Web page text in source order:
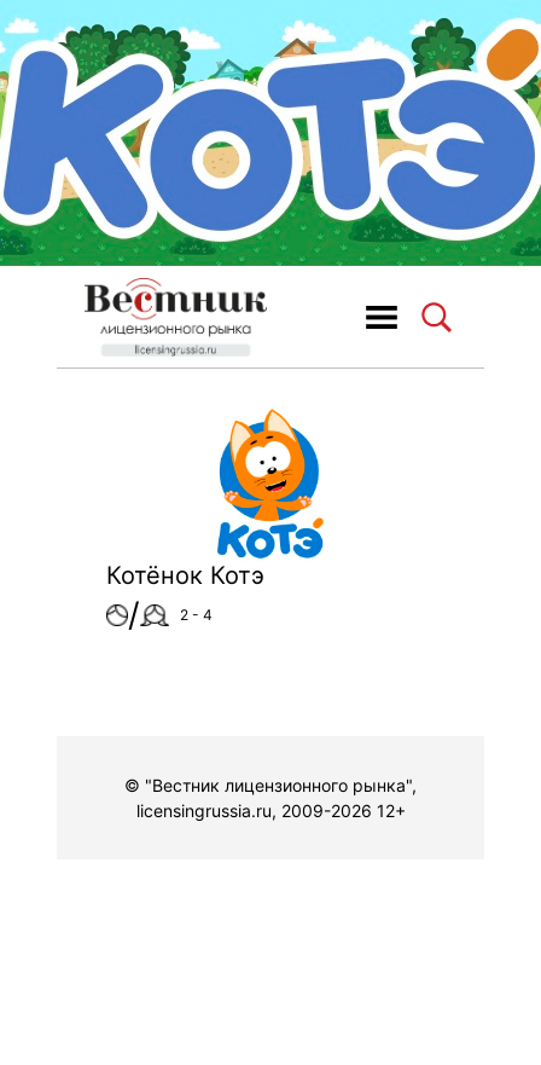
Котёнок Котэ
/ 2 - 4
© "Вестник лицензионного рынка",
licensingrussia.ru, 2009-2026 12+